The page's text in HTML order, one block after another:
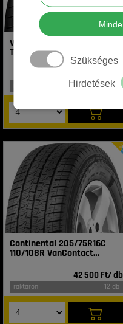
Vredestein 195/65R15 91T T-
TRAC 2 DOT23
15 990 Ft/ db
17 db
Continental 205/75R16C
110/108R VanContact
42 500 Ft/ db
raktáron 12 db
Szükséges
Hirdetések